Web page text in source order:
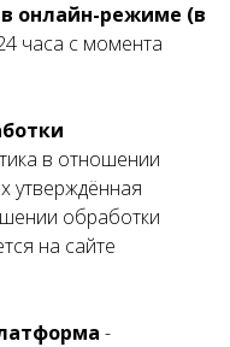
онлайн-режиме (в
часа с момента
в отношении
утверждённая
обработки
на сайте
-